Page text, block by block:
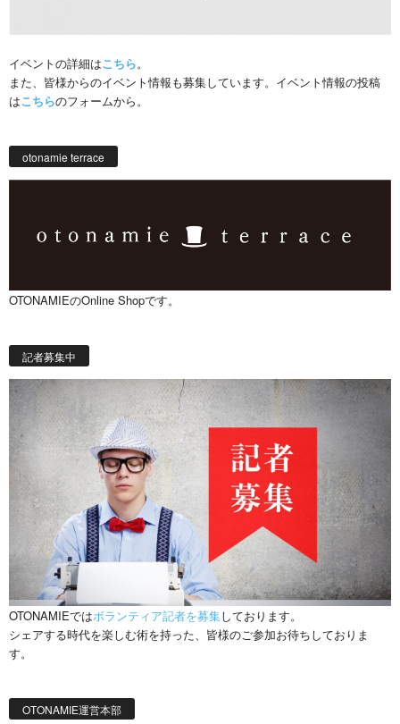
イベントの詳細はこちら。
また、皆様からのイベント情報も募集しています。イベント情報の投稿
はこちらのフォームから。
otonamie terrace
OTONAMIEのOnline Shopです。
記者募集中
OTONAMIEではボランティア記者を募集しております。
シェアする時代を楽しむ術を持った、皆様のご参加お待ちしておりま
す。
OTONAMIE運営本部